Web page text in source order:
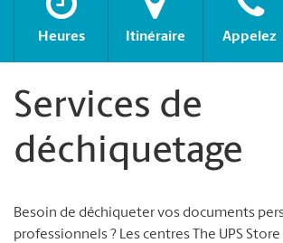
Heures Itinéraire Appelez
Services de
déchiquetage
Besoin de déchiqueter vos documents
professionnels ? Les centres The UPS